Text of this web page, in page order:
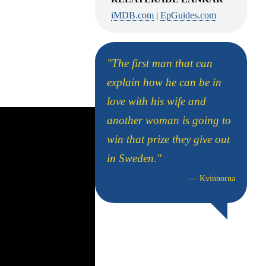
iMDB.com |EpGuides.com
"The first man that can
explain how he can be in
love with his wife and
another woman is going to
win that prize they give out
in Sweden."
— Kvinnorna